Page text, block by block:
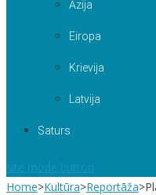
Āzija
Eiropa
Krievija
Latvija
Saturs
site mode button
Home>Kultūra>Reportāža>